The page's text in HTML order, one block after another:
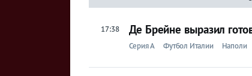
17:38 Де Брейне выразил
Серия A Футбол Италии Наполи